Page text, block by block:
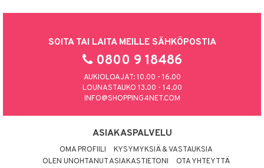
SOITA TAI LAITA MEILLE SÄHKÖPOSTIA
0800 9 18486
AUKIOLOAJAT: 10.00 - 16.00
LOUNASTAUKO 13.00 - 14.00
INFO@SHOPPING4NET.COM
ASIAKASPALVELU
OMA PROFIILI
KYSYMYKSIÄ & VASTAUKSIA
OLEN UNOHTANUT ASIAKASTIETONI
OTA YHTEYTTÄ